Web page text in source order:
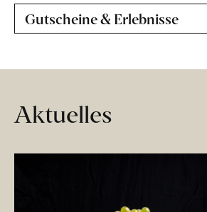
Gutscheine & Erlebnisse
Aktuelles